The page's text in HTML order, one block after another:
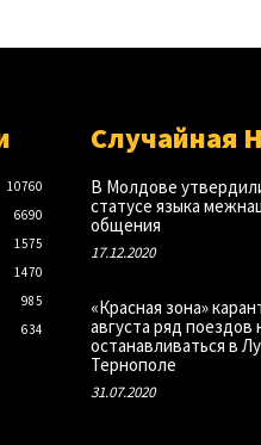
10760
6690
1575
1470
985
634
Случайная
В Молдове
статусе языка
общения
17.12.2020
«Красная зона»
августа ряд поездов
останавливаться в
Тернополе
31.07.2020